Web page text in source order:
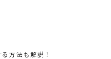
方法も解説！